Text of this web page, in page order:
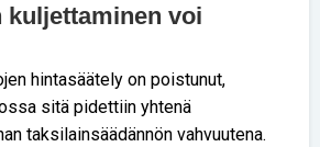
kuljettaminen voi
hintasäätely on poistunut,
sitä pidettiin yhtenä
taksilainsäädännön vahvuutena.